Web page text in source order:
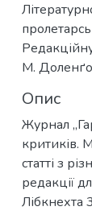
М.
Опис
Журнал
критиків.
статті з
редакції
Лібкнехта